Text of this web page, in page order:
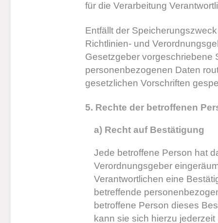
für die Verarbeitung
Entfällt der
Richtlinien- und
Gesetzgeber vorgeschriebene
personenbezogenen Daten
gesetzlichen Vorschriften
5. Rechte der betroffenen
a) Recht auf Bestätigung
Jede betroffene Person hat
Verordnungsgeber
Verantwortlichen eine
betreffende
betroffene Person dieses
kann sie sich hierzu